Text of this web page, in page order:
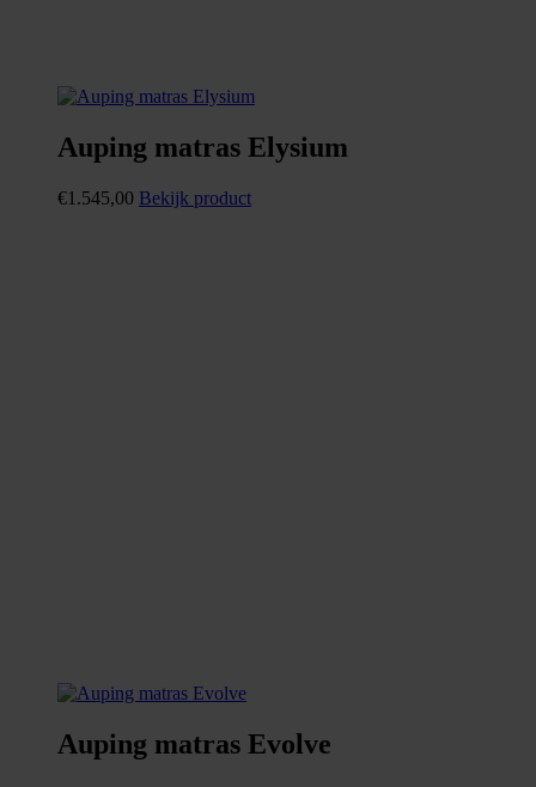
Auping matras Elysium
€1.545,00 Bekijk product
Auping matras Evolve